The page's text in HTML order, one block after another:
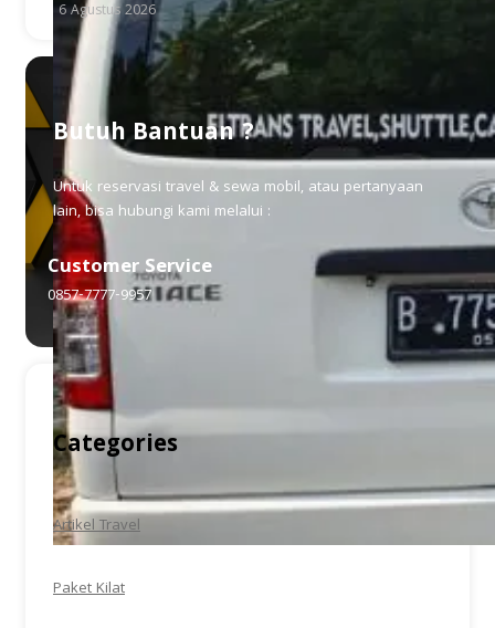
6 Agustus 2026
Butuh Bantuan ?
Untuk reservasi travel & sewa mobil, atau pertanyaan
lain, bisa hubungi kami melalui :
Customer Service
0857-7777-9957
Categories
Artikel Travel
Paket Kilat